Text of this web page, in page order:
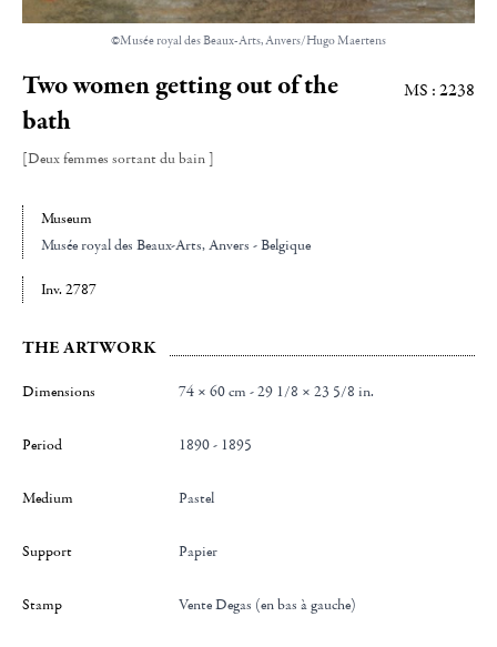
©Musée royal des Beaux-Arts, Anvers/Hugo Maertens
Two women getting out of the
bath
[Deux femmes sortant du bain ]
MS : 2238
Museum
Musée royal des Beaux-Arts, Anvers - Belgique
Inv. 2787
THE ARTWORK
Dimensions 74 × 60 cm - 29 1/8 × 23 5/8 in.
Period 1890 - 1895
Medium Pastel
Support Papier
Stamp Vente Degas (en bas à gauche)